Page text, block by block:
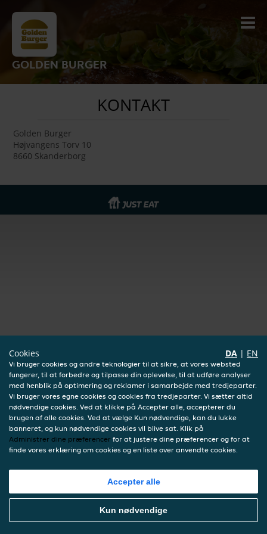
GOLDEN BURGER
KONTAKT
Golden Burger
Højvangens Torv 10
8660 Skanderborg
Cookies DA | EN
Vi bruger cookies og andre teknologier til at sikre, at vores websted
fungerer, til at forbedre og tilpasse din oplevelse, til at udføre analyser
med henblik på optimering og reklamer i samarbejde med tredjeparter.
Vi bruger vores egne cookies og cookies fra tredjeparter. Vi sætter altid
nødvendige cookies. Ved at klikke på Accepter alle, accepterer du
brugen af alle cookies. Ved at vælge Kun nødvendige, kan du lukke
banneret, og kun nødvendige cookies vil blive sat. Klik på
Administrer dine præferencer for at justere dine præferencer og for at
finde vores erklæring om cookies og en liste over anvendte cookies.
Accepter alle
Kun nødvendige